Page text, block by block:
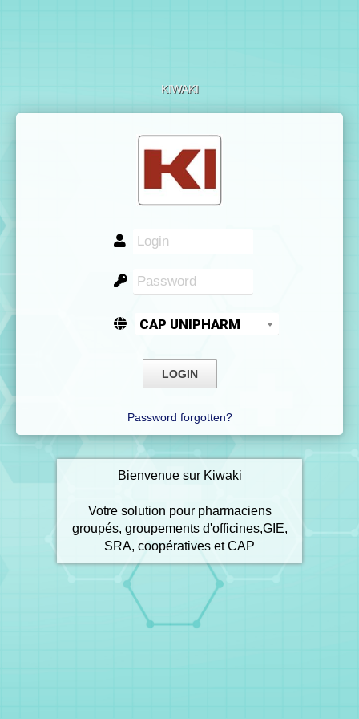
KIWAKI
CAP UNIPHARM
Password forgotten?
Bienvenue sur Kiwaki
Votre solution pour pharmaciens
groupés, groupements d'officines,GIE,
SRA, coopératives et CAP